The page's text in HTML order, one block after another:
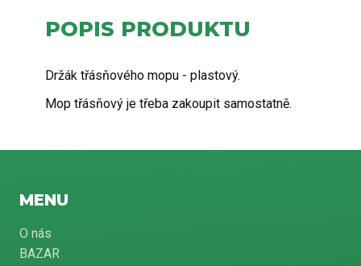
POPIS PRODUKTU
Držák třásňového mopu - plastový.
Mop třásňový je třeba zakoupit samostatně.
MENU
O nás
BAZAR